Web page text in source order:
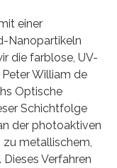
einer
Nanopartikeln
die farblose, UV-
William de
Optische
Schichtfolge
der photoaktiven
zu metallischem,
Verfahren